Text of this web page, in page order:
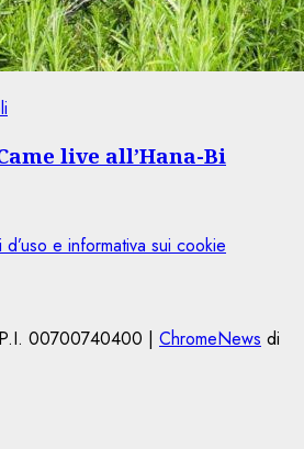
live all’Hana-Bi
e informativa sui cookie
00700740400 | ChromeNews di